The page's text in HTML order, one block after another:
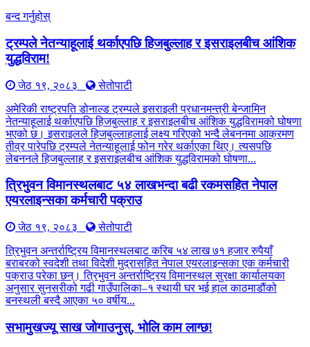
बन्द गर्नुहोस्
ट्रम्पले नेतन्याहूलाई थर्काएपछि हिजबुल्लाह र इसराइलबीच आंशिक
युद्धविराम!
जेठ १९, २०८३
सेतोपाटी
अमेरिकी राष्ट्रपति डोनाल्ड ट्रम्पले इसराइली प्रधानमन्त्री बेन्जामिन
नेतन्याहूलाई थर्काएपछि हिजबुल्लाह र इसराइलबीच आंशिक युद्धविरामको घोषणा
भएको छ। इसराइलले हिजबुल्लाहलाई लक्ष्य गरिएको भन्दै लेबननमा आक्रमण
तीव्र पारेपछि ट्रम्पले नेतन्याहूलाई फोन गरेर थर्काएका थिए। त्यसपछि
लेबननले हिजबुल्लाह र इसराइलबीच आंशिक युद्धविरामको घोषणा...
त्रिभुवन विमानस्थलबाट ५४ लाखभन्दा बढी रकमसहित नेपाल
एयरलाइन्सका कर्मचारी पक्राउ
जेठ १९, २०८३
सेतोपाटी
त्रिभुवन अन्तर्राष्ट्रिय विमानस्थलबाट करिब ५४ लाख ७१ हजार रुपैयाँ
बराबरको स्वदेशी तथा विदेशी मुद्रासहित नेपाल एयरलाइन्सका एक कर्मचारी
पक्राउ परेका छन्। त्रिभुवन अन्तर्राष्ट्रिय विमानस्थल सुरक्षा कार्यालयका
अनुसार सुनसरीको गढी गाउँपालिका–१ स्थायी घर भई हाल काठमाडौंको
बनस्थली बस्दै आएका ५० वर्षीय...
सभामुखज्यू साख जोगाउनुस्, भोलि काम लाग्छ!